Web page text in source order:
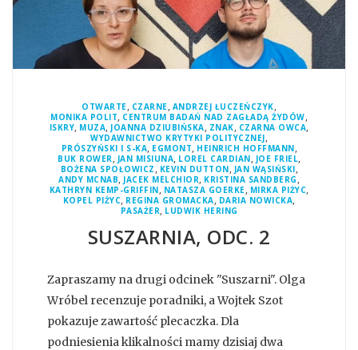
OTWARTE, CZARNE, ANDRZEJ ŁUCZEŃCZYK,
MONIKA POLIT, CENTRUM BADAŃ NAD ZAGŁADĄ ŻYDÓW,
ISKRY, MUZA, JOANNA DZIUBIŃSKA, ZNAK, CZARNA OWCA,
WYDAWNICTWO KRYTYKI POLITYCZNEJ,
PRÓSZYŃSKI I S-KA, EGMONT, HEINRICH HOFFMANN,
BUK ROWER , JAN MISIUNA, LOREL CARDIAN, JOE FRIEL,
BOŻENA SPOŁOWICZ , KEVIN DUTTON, JAN WĄSIŃSKI,
ANDY MCNAB, JACEK MELCHIOR, KRISTINA SANDBERG ,
KATHRYN KEMP-GRIFFIN, NATASZA GOERKE, MIRKA PIŻYC,
KOPEL PIŻYC, REGINA GROMACKA, DARIA NOWICKA,
PASAŻER, LUDWIK HERING
SUSZARNIA, ODC. 2
Zapraszamy na drugi odcinek "Suszarni". Olga
Wróbel recenzuje poradniki, a Wojtek Szot
pokazuje zawartość plecaczka. Dla
podniesienia klikalności mamy dzisiaj dwa